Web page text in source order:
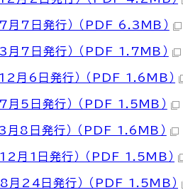
月7日発行） （PDF 6.3MB）
月7日発行） （PDF 1.7MB）
月6日発行） （PDF 1.6MB）
月5日発行） （PDF 1.5MB）
月8日発行） （PDF 1.6MB）
月1日発行） （PDF 1.5MB）
月24日発行） （PDF 1.5MB）